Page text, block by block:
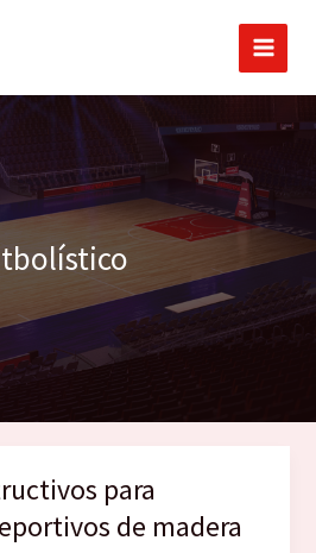
para
de madera